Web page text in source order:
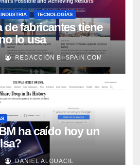
TECNOLOGÍAS
de fabricantes tiene
lo usa
según Rockwell
REDACCIÓN BI-SPAIN.COM
ha caído hoy un
DANIEL ALGUACIL